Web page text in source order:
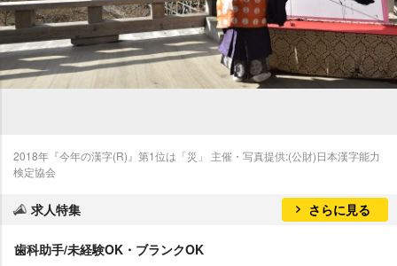
2018年『今年の漢字(R)』第1位は「災」 主催・写真提供:(公財)日本漢字能力
検定協会
求人特集 さらに見る
歯科助手/未経験OK・ブランクOK